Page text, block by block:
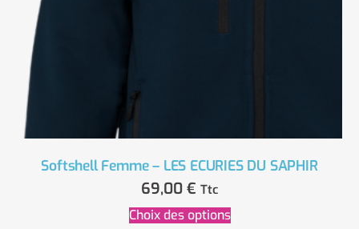
Softshell Femme – LES ECURIES DU SAPHIR
69,00 € Ttc
Choix des options